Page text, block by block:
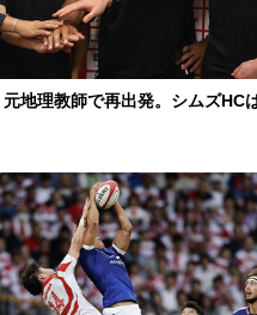
地理教師で再出発。シムズHC